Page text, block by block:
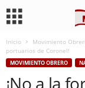
Inicio Movimiento
portuarios de Coronel!
MOVIMIENTO OBRERO
¡No a la